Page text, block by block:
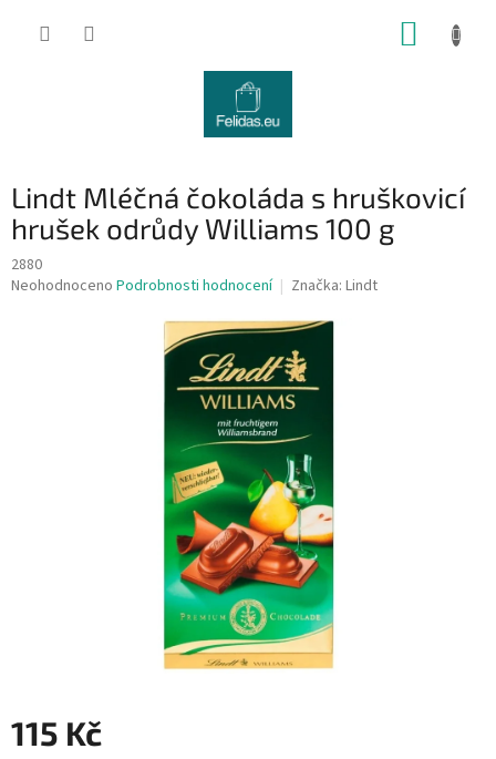
Lindt Mléčná čokoláda s hruškovicí
hrušek odrůdy Williams 100 g
2880
Průměrné
Neohodnoceno Podrobnosti hodnocení Značka: Lindt
115 Kč